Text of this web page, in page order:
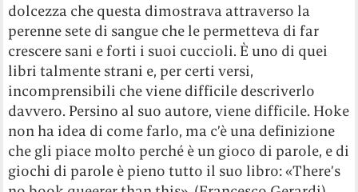
dolcezza che questa dimostrava attraverso la
perenne sete di sangue che le permetteva di far
crescere sani e forti i suoi cuccioli. È uno di quei
libri talmente strani e, per certi versi,
incomprensibili che viene difficile descriverlo
davvero. Persino al suo autore, viene difficile. Hoke
non ha idea di come farlo, ma c’è una definizione
che gli piace molto perché è un gioco di parole, e di
giochi di parole è pieno tutto il suo libro: «There’s